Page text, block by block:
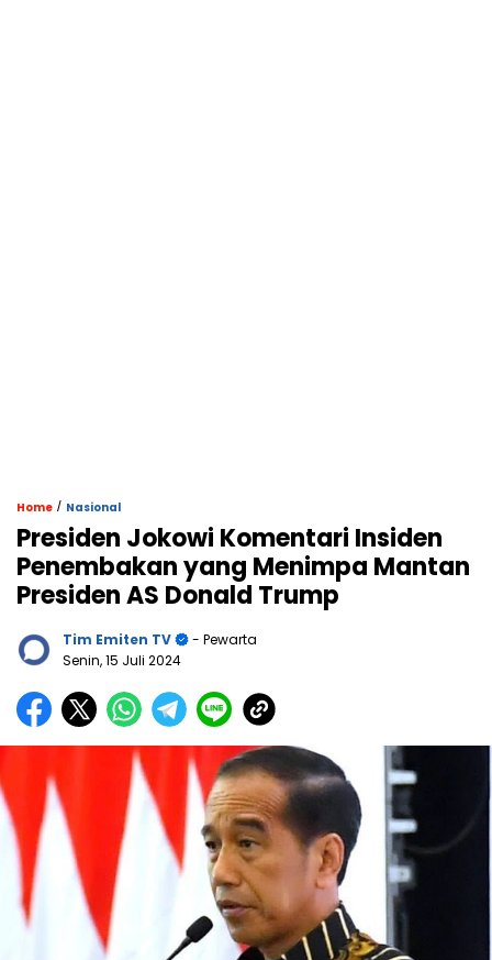
Home / Nasional
Presiden Jokowi Komentari Insiden
Penembakan yang Menimpa Mantan
Presiden AS Donald Trump
Tim Emiten TV
- Pewarta
Senin, 15 Juli 2024